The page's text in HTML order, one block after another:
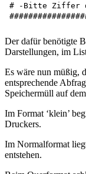
# -Bitte Ziffer
Der dafür benötigte
Darstellungen, im
Es wäre nun müßig,
entsprechende
Speichermüll auf
Im Format ‘klein’
Druckers.
Im Normalformat
entstehen.